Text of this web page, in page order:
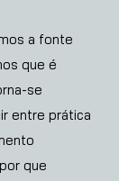
a fonte
que é
se
entre prática
que